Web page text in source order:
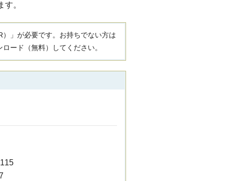
。
」が必要です。お持ちでない方は
ード（無料）してください。